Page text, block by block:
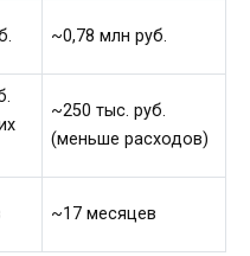
~0,78 млн руб.
~250 тыс. руб.
(меньше расходов)
~17 месяцев